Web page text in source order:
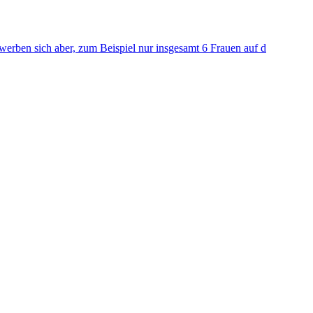
sich aber, zum Beispiel nur insgesamt 6 Frauen auf d